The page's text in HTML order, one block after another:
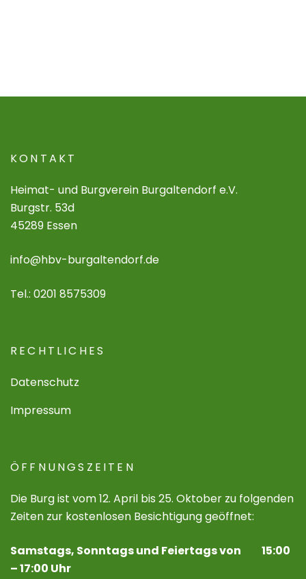
KONTAKT
Heimat- und Burgverein Burgaltendorf e.V.
Burgstr. 53d
45289 Essen
info@hbv-burgaltendorf.de
Tel.: 0201 8575309
RECHTLICHES
Datenschutz
Impressum
ÖFFNUNGSZEITEN
Die Burg ist vom 12. April bis 25. Oktober zu folgenden
Zeiten zur kostenlosen Besichtigung geöffnet:
Samstags, Sonntags und Feiertags von 15:00
– 17:00 Uhr